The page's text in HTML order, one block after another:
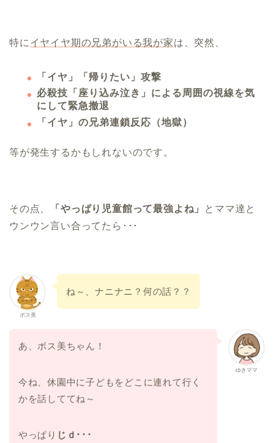
特に イヤイヤ期の兄弟がいる我が家は、突然、
「イヤ」「帰りたい」攻撃
必殺技「座り込み泣き」による周囲の視線を気
にして緊急撤退
「イヤ」の兄弟連鎖反応（地獄）
等が発生するかもしれないのです。
その点、 「やっぱり児童館って最強よね」
とママ達と
ウンウン言い合ってたら･･･
ボス美
ね～、ナニナニ？何の話？？
ゆきママ
あ、ボス美ちゃん！
今ね、休園中に子どもをどこに連れて行く
かを話しててね～
やっぱり じｄ･･･